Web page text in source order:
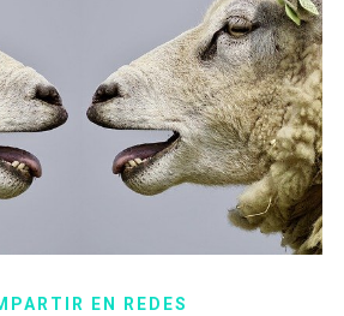
EN REDES